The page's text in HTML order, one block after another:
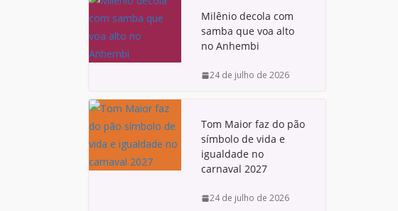
Milênio decola com
samba que voa alto
no Anhembi
24 de julho de 2026
Tom Maior faz do pão
símbolo de vida e
igualdade no
carnaval 2027
24 de julho de 2026